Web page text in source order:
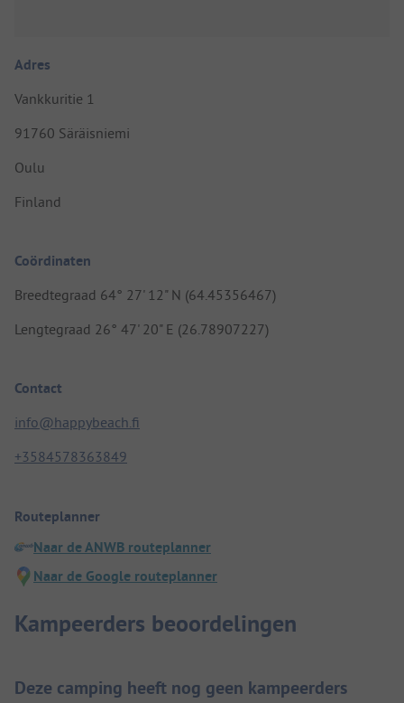
Adres
Vankkuritie 1
91760 Säräisniemi
Oulu
Finland
Coördinaten
Breedtegraad 64° 27' 12" N (64.45356467)
Lengtegraad 26° 47' 20" E (26.78907227)
Contact
info@happybeach.fi
+3584578363849
Routeplanner
Naar de ANWB routeplanner
Naar de Google routeplanner
Kampeerders beoordelingen
Deze camping heeft nog geen kampeerders